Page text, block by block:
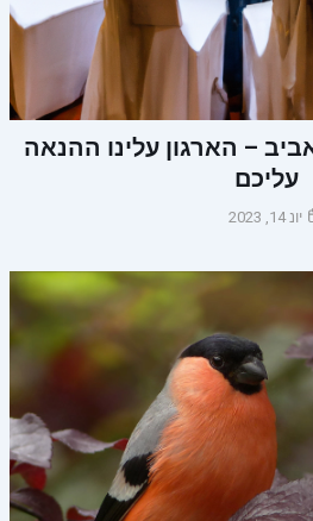
– הארגון עלינו ההנאה
עליכם
יונ 14, 2023